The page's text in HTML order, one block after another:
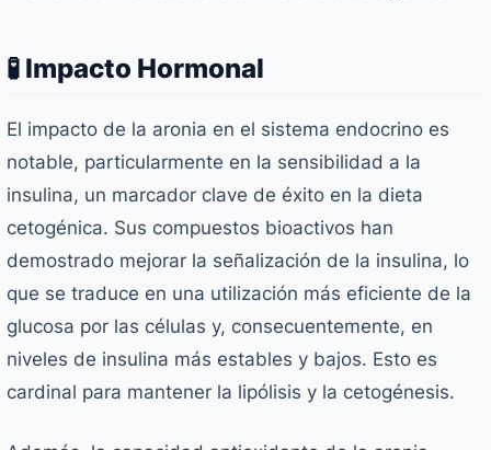
🧪 Impacto Hormonal
El impacto de la aronia en el sistema endocrino es
notable, particularmente en la sensibilidad a la
insulina, un marcador clave de éxito en la dieta
cetogénica. Sus compuestos bioactivos han
demostrado mejorar la señalización de la insulina, lo
que se traduce en una utilización más eficiente de la
glucosa por las células y, consecuentemente, en
niveles de insulina más estables y bajos. Esto es
cardinal para mantener la lipólisis y la cetogénesis.